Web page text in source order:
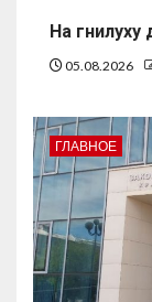
На гнилуху
05.08.2026
ГЛАВНОЕ